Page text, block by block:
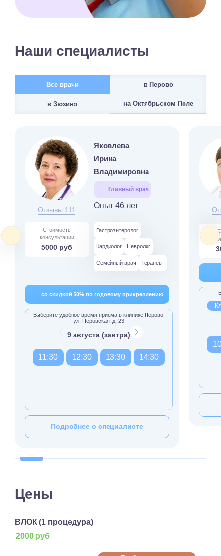
Наши специалисты
Все врачи в Перово
в Зюзино на Октябрьском Поле
Отзывы 111
Яковлева
Ирина
Владимировна
Главный врач
Опыт 46 лет
Стоимость
консультации
5000 руб
Гастроэнтеролог
Кардиолог Невролог
Семейный врач Терапевт
со скидкой 50% по годовому прикреплению
Выберите удобное время приёма в клинике Перово,
ул. Перовская, д. 23
9 августа (завтра)
11:30 12:30 13:30 14:30
Подробнее о специалисте
Цены
ВЛОК (1 процедура)
2000 руб